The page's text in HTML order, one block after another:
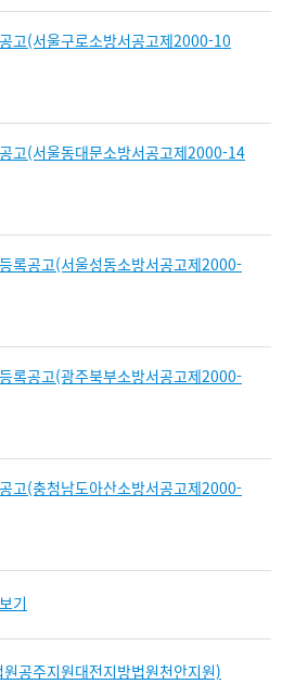
고(서울구로소방서공고제2000-10
고(서울동대문소방서공고제2000-14
록공고(서울성동소방서공고제2000-
록공고(광주북부소방서공고제2000-
고(충청남도아산소방서공고제2000-
기
공주지원대전지방법원천안지원)